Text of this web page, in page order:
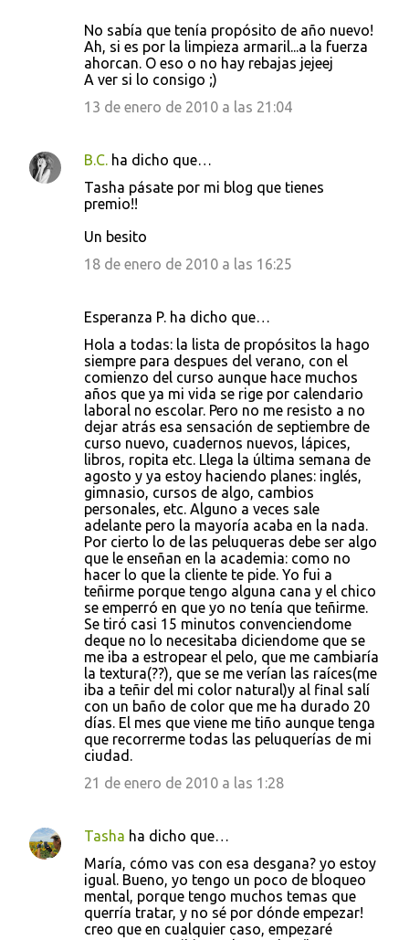
No sabía que tenía propósito de año nuevo!
Ah, si es por la limpieza armaril...a la fuerza
ahorcan. O eso o no hay rebajas jejeej
A ver si lo consigo ;)
13 de enero de 2010 a las 21:04
B.C. ha dicho que…
Tasha pásate por mi blog que tienes
premio!!
Un besito
18 de enero de 2010 a las 16:25
Esperanza P. ha dicho que…
Hola a todas: la lista de propósitos la hago
siempre para despues del verano, con el
comienzo del curso aunque hace muchos
años que ya mi vida se rige por calendario
laboral no escolar. Pero no me resisto a no
dejar atrás esa sensación de septiembre de
curso nuevo, cuadernos nuevos, lápices,
libros, ropita etc. Llega la última semana de
agosto y ya estoy haciendo planes: inglés,
gimnasio, cursos de algo, cambios
personales, etc. Alguno a veces sale
adelante pero la mayoría acaba en la nada.
Por cierto lo de las peluqueras debe ser algo
que le enseñan en la academia: como no
hacer lo que la cliente te pide. Yo fui a
teñirme porque tengo alguna cana y el chico
se emperró en que yo no tenía que teñirme.
Se tiró casi 15 minutos convenciendome
deque no lo necesitaba diciendome que se
me iba a estropear el pelo, que me cambiaría
la textura(??), que se me verían las raíces(me
iba a teñir del mi color natural)y al final salí
con un baño de color que me ha durado 20
días. El mes que viene me tiño aunque tenga
que recorrerme todas las peluquerías de mi
ciudad.
21 de enero de 2010 a las 1:28
Tasha ha dicho que…
María, cómo vas con esa desgana? yo estoy
igual. Bueno, yo tengo un poco de bloqueo
mental, porque tengo muchos temas que
querría tratar, y no sé por dónde empezar!
creo que en cualquier caso, empezaré